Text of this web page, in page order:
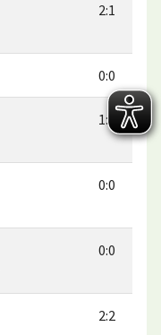
2:1
0:0
1:0
0:0
0:0
2:2